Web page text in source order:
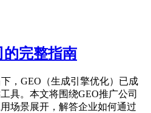
的完整指南
，GEO（生成引擎优化）已成
具。本文将围绕GEO推广公司
场景展开，解答企业如何通过